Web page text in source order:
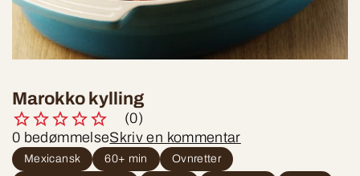
Marokko kylling
(0)
0 bedømmelseSkriv en kommentar
Mexicansk 60+ min
Ovnretter